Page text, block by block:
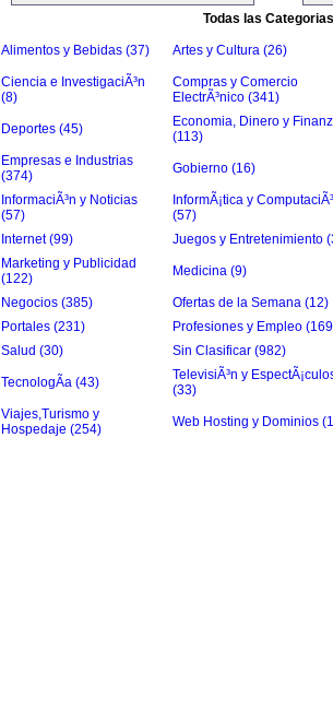
Todas las Categorias
Alimentos y Bebidas (37) Artes y Cultura (26)
Ciencia e InvestigaciÃ³n
(8)
Compras y Comercio
ElectrÃ³nico (341)
Deportes (45)
Economia, Dinero y
(113)
Empresas e Industrias
(374)
Gobierno (16)
InformaciÃ³n y Noticias
(57)
InformÃ¡tica y
(57)
Internet (99)
Juegos y Entretenimiento
Marketing y Publicidad
(122)
Medicina (9)
Negocios (385)
Ofertas de la Semana (12)
Portales (231)
Profesiones y Empleo
Salud (30)
Sin Clasificar (982)
TecnologÃ­a (43)
TelevisiÃ³n y
(33)
Viajes,Turismo y
Hospedaje (254)
Web Hosting y Dominios